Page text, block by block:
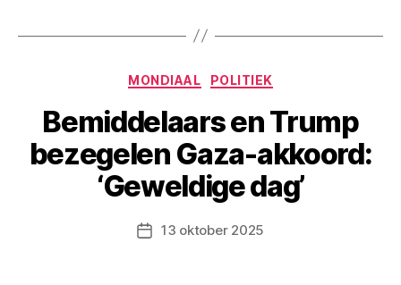
Categorieën
MONDIAAL POLITIEK
Bemiddelaars en Trump
bezegelen Gaza-akkoord:
‘Geweldige dag’
Berichtdatum
13 oktober 2025